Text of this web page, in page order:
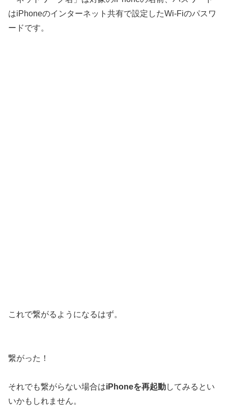
はiPhoneのインターネット共有で設定したWi-Fiのパスワ
ードです。
これで繋がるようになるはず。
繋がった！
それでも繋がらない場合はiPhoneを再起動してみるとい
いかもしれません。